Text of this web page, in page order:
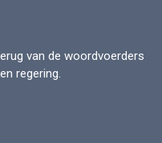
van de woordvoerders
regering.